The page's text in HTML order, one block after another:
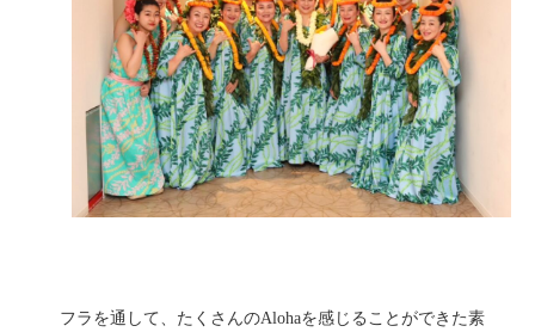
フラを通して、たくさんのAlohaを感じることができた素